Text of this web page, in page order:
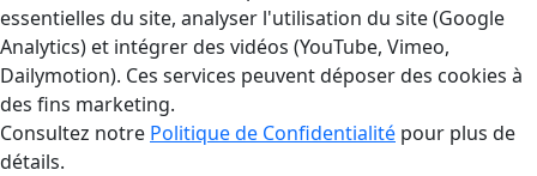
essentielles du site, analyser l'utilisation du site (Google
Analytics) et intégrer des vidéos (YouTube, Vimeo,
Dailymotion). Ces services peuvent déposer des cookies à
des fins marketing.
Consultez notre Politique de Confidentialité pour plus de
détails.